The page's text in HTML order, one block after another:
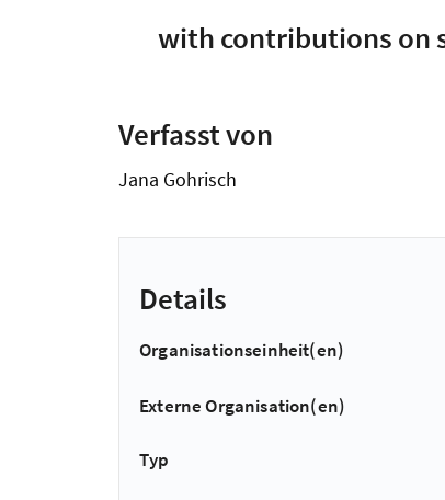
with contributions on
Verfasst von
Jana Gohrisch
Details
Organisationseinheit(en)
Externe Organisation(en)
Typ